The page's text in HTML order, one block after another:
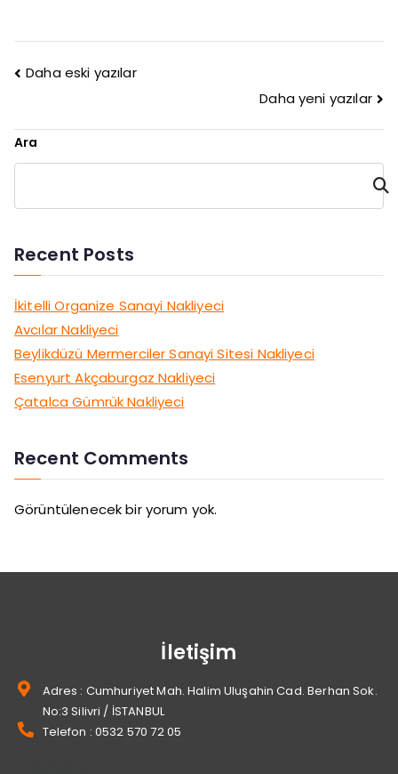
Daha eski yazılar
Daha yeni yazılar
Ara
Ara
Recent Posts
İkitelli Organize Sanayi Nakliyeci
Avcılar Nakliyeci
Beylikdüzü Mermerciler Sanayi Sitesi Nakliyeci
Esenyurt Akçaburgaz Nakliyeci
Çatalca Gümrük Nakliyeci
Recent Comments
Görüntülenecek bir yorum yok.
İletişim
Adres : Cumhuriyet Mah. Halim Uluşahin Cad. Berhan Sok.
No:3 Silivri / İSTANBUL
Telefon : 0532 570 72 05